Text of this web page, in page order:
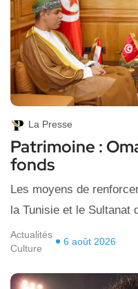
La Presse
Patrimoine :
fonds
Les moyens de
la Tunisie et le Sultanat
Actualités
Culture
6 août 2026